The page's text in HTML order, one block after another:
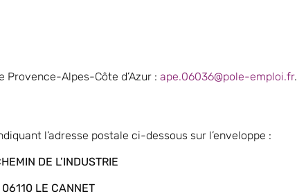
Provence-Alpes-Côte d’Azur : ape.06036@pole-emploi.fr.
l’adresse postale ci-dessous sur l’enveloppe :
DE L’INDUSTRIE
06110 LE CANNET